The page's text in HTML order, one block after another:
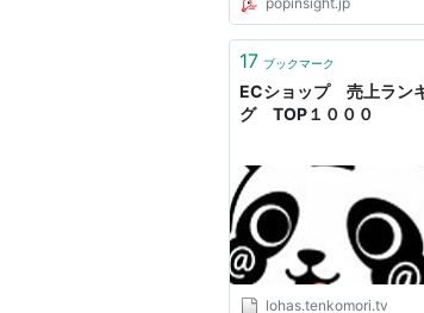
17 ブックマーク
ECショップ 売上ラン
グ TOP１０００
lohas.tenkomori.tv